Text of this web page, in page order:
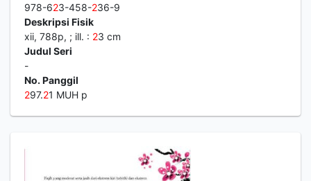
978-623-458-236-9
Deskripsi Fisik
xii, 788p, ; ill. : 23 cm
Judul Seri
-
No. Panggil
297.21 MUH p